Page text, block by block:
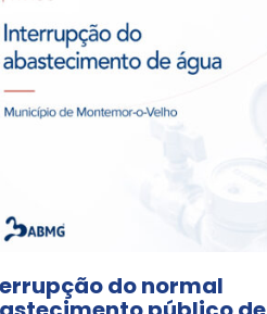
do normal